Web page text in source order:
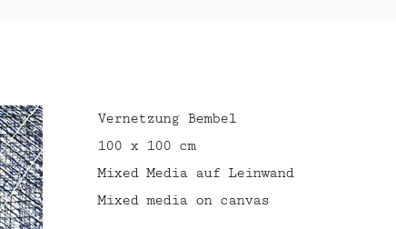
Vernetzung Bembel
100 x 100 cm
Mixed Media auf Leinwand
Mixed media on canvas